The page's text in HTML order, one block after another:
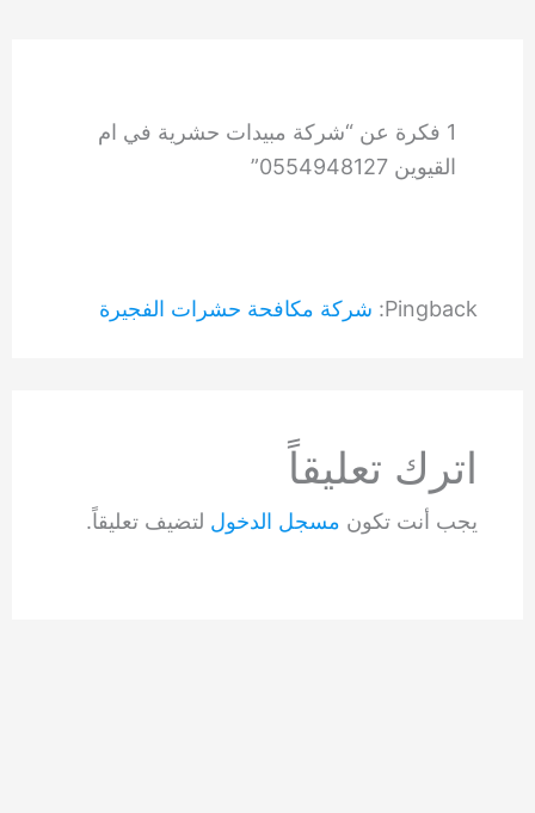
1 فكرة عن “شركة مبيدات حشرية في ام
القيوين 0554948127”
Pingback: شركة مكافحة حشرات الفجيرة
اترك تعليقاً
يجب أنت تكون مسجل الدخول لتضيف تعليقاً.